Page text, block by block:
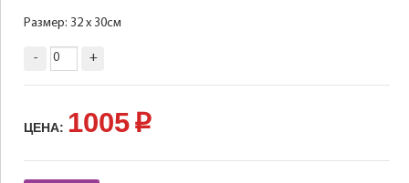
Размер: 32 х 30см
- +
ЦЕНА: 1005 p